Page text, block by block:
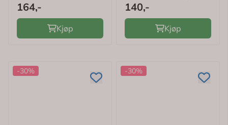
164,-
Kjøp
140,-
Kjøp
-30% -30%